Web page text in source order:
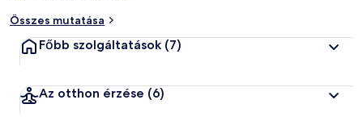
Összes mutatása
Főbb szolgáltatások (7)
Az otthon érzése (6)